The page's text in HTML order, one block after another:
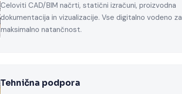
Celoviti CAD/BIM načrti, statični izračuni, proizvodna
dokumentacija in vizualizacije. Vse digitalno vodeno za
maksimalno natančnost.
Tehnična podpora